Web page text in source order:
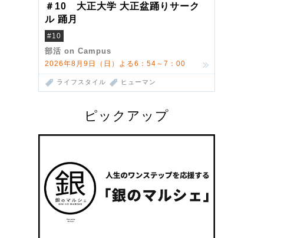
＃10 大正大学 大正盆踊りサーク
ル 踊月
#10
部活 on Campus
2026年8月9日（日）よる6：54～7：00
ライフスタイル ヒューマン
ピックアップ